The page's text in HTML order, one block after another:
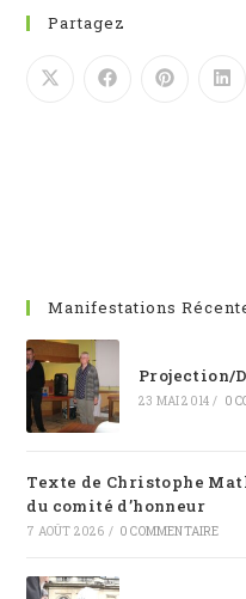
Partagez
Manifestations
Projection/
23 MAI 2014 / 0
Texte de Christophe
du comité d’honneur
7 AOÛT 2026 / 0 COMMENTAIRE